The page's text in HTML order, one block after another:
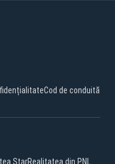
Cod de conduită
StarRealitatea din PNL